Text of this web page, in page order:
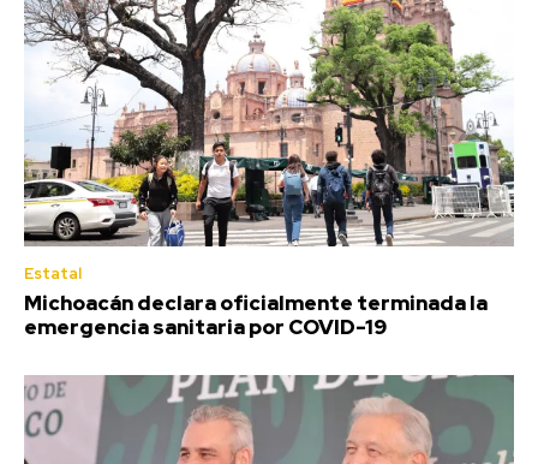
Estatal
Michoacán declara oficialmente terminada la
emergencia sanitaria por COVID-19